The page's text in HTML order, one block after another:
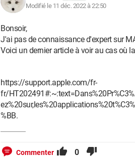
Modifié le 11 déc. 2022 à 22:50
Bonsoir,
J'ai pas de connaissance d'expert sur
Voici un dernier article à voir au cas où
https://support.apple.com/fr-
fr/
%BB.
Commenter 0